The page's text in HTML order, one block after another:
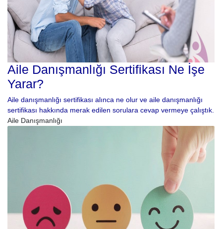
Aile Danışmanlığı Sertifikası Ne İşe
Yarar?
Aile danışmanlığı sertifikası alınca ne olur ve aile danışmanlığı
sertifikası hakkında merak edilen sorulara cevap vermeye çalıştık.
Aile Danışmanlığı